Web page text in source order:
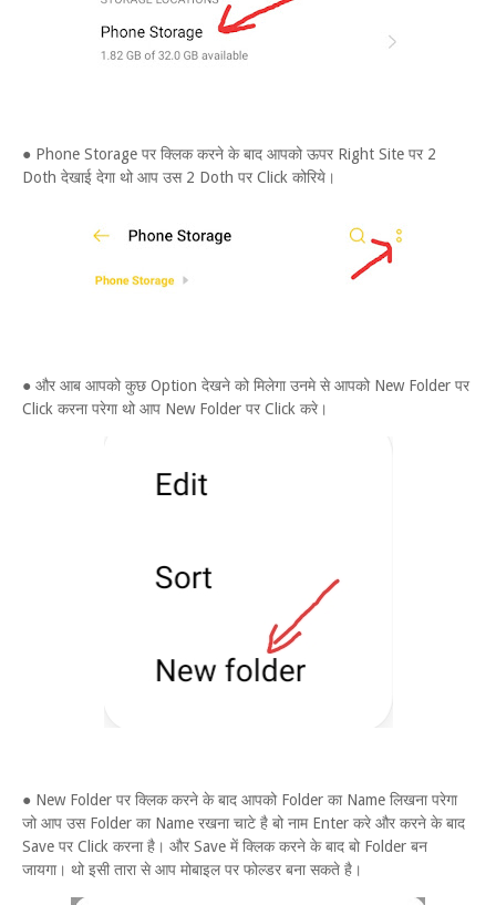
● Phone Storage पर क्लिक करने के बाद आपको ऊपर Right Site पर 2
Doth देखाई देगा थो आप उस 2 Doth पर Click कोरिये।
● और आब आपको कुछ Option देखने को मिलेगा उनमे से आपको New Folder पर
Click करना परेगा थो आप New Folder पर Click करे।
● New Folder पर क्लिक करने के बाद आपको Folder का Name लिखना परेगा
जो आप उस Folder का Name रखना चाटे है बो नाम Enter करे और करने के बाद
Save पर Click करना है। और Save में क्लिक करने के बाद बो Folder बन
जायगा। थो इसी तारा से आप मोबाइल पर फोल्डर बना सकते है।